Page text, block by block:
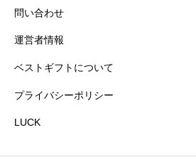
星の数をお選びください
知名度
星の数をお選びください
問い合わせ
運営者情報
ベストギフトについて
プライバシーポリシー
LUCK